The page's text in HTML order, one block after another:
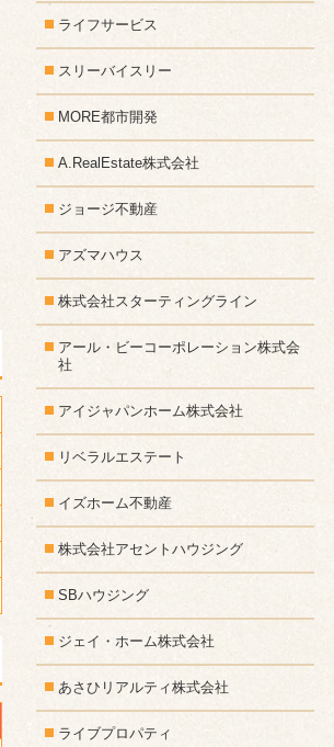
ライフサービス
スリーバイスリー
MORE都市開発
A.RealEstate株式会社
ジョージ不動産
アズマハウス
株式会社スターティングライン
アール・ビーコーポレーション株式会
社
アイジャパンホーム株式会社
リベラルエステート
イズホーム不動産
株式会社アセントハウジング
SBハウジング
ジェイ・ホーム株式会社
あさひリアルティ株式会社
ライブプロパティ